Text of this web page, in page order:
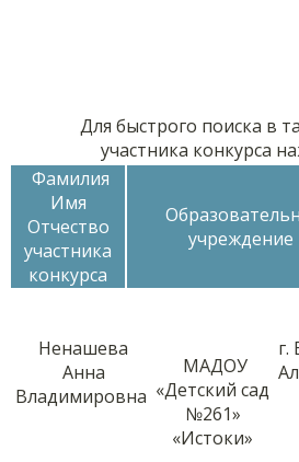
Для быстрого поиска в
участника конкурса
Фамилия
Имя
Отчество
участника
конкурса
учреждение
Ненашева
Анна
Владимировна
МАДОУ
«Детский сад
№261»
«Истоки»
г.